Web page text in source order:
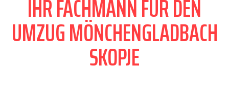
IHR FACHMANN FÜR DEN
UMZUG MÖNCHENGLADBACH
SKOPJE